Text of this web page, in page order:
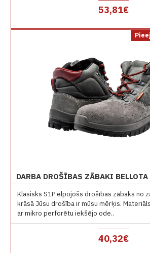
53,81€
Klasisks S1P elpojošs drošības zābaks no
krāsā Jūsu drošība ir mūsu mērķis.
ar mikro perforētu iekšējo ode..
40,32€